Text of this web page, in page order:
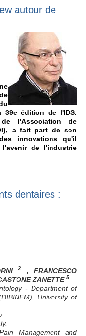
autour de
39e édition de l'IDS.
l'Association de
a fait part de son
innovations qu'il
de l'industrie
dentaires :
2
, FRANCESCO
ZANETTE 5
- Department of
University of
Management and